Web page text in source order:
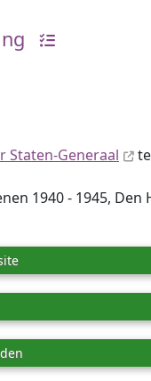
Staten-Generaal
1940 - 1945, Den